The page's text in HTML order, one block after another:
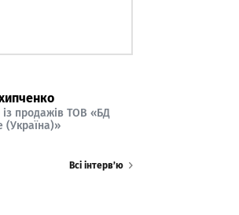
із продажів ТОВ «БД
(Україна)»
Всі інтерв’ю